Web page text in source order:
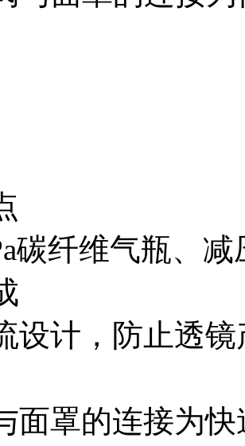
碳纤维气瓶、
设计，防止透
面罩的连接为